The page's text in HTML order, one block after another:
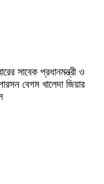
সাবেক প্রধানমন্ত্রী ও
বেগম খালেদা জিয়ার